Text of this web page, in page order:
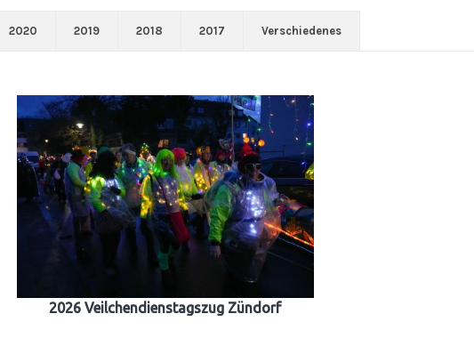
2020 2019 2018 2017 Verschiedenes
2026 Veilchendienstagszug Zündorf